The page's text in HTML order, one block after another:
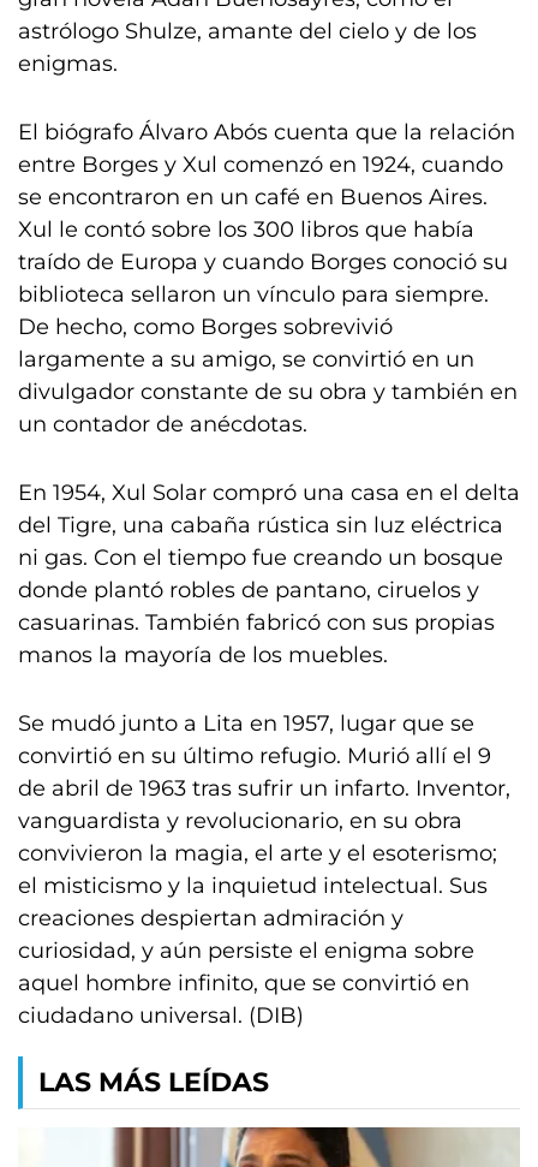
astrólogo Shulze, amante del cielo y de los
enigmas.
El biógrafo Álvaro Abós cuenta que la relación
entre Borges y Xul comenzó en 1924, cuando
se encontraron en un café en Buenos Aires.
Xul le contó sobre los 300 libros que había
traído de Europa y cuando Borges conoció su
biblioteca sellaron un vínculo para siempre.
De hecho, como Borges sobrevivió
largamente a su amigo, se convirtió en un
divulgador constante de su obra y también en
un contador de anécdotas.
En 1954, Xul Solar compró una casa en el delta
del Tigre, una cabaña rústica sin luz eléctrica
ni gas. Con el tiempo fue creando un bosque
donde plantó robles de pantano, ciruelos y
casuarinas. También fabricó con sus propias
manos la mayoría de los muebles.
Se mudó junto a Lita en 1957, lugar que se
convirtió en su último refugio. Murió allí el 9
de abril de 1963 tras sufrir un infarto. Inventor,
vanguardista y revolucionario, en su obra
convivieron la magia, el arte y el esoterismo;
el misticismo y la inquietud intelectual. Sus
creaciones despiertan admiración y
curiosidad, y aún persiste el enigma sobre
aquel hombre infinito, que se convirtió en
ciudadano universal. (DIB)
LAS MÁS LEÍDAS